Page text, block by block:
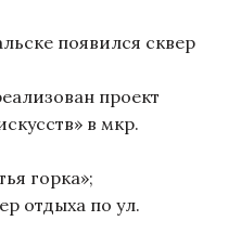
появился сквер
проект
в мкр.
горка»;
отдыха по ул.